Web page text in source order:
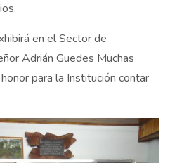
en el Sector de
Adrián Guedes Muchas
para la Institución contar